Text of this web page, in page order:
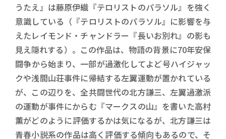
うたえ』は藤原伊織『テロリストのパラソル』を強く
意識している（『テロリストのパラソル』に影響を与
えたレイモンド・チャンドラー『長いお別れ』の影も
見え隠れする）。この作品は、物語の背景に70年安保
闘争から始まり、一部が過激化してよど号ハイジャッ
クや浅間山荘事件に帰結する左翼運動が置かれている
が、この辺りを、全共闘世代の北方謙三、左翼過激派
の運動が事件にからむ『マークスの山』を書いた高村
薫がどのように評価するかは気になるが、北方謙三は
青春小説系の作品は高く評価する傾向もあるので、そ